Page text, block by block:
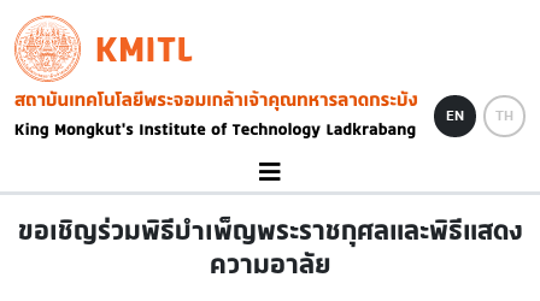
Skip to main content
KMITL
Image
EN TH
ขอเชิญร่วมพิธีบำเพ็ญพระราชกุศลและพิธีแสดง
ความอาลัย